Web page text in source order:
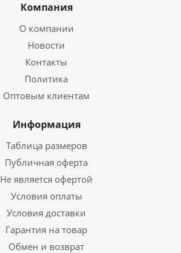
Компания
О компании
Новости
Контакты
Политика
Оптовым клиентам
Информация
Таблица размеров
Публичная оферта
Не является офертой
Условия оплаты
Условия доставки
Гарантия на товар
Обмен и возврат